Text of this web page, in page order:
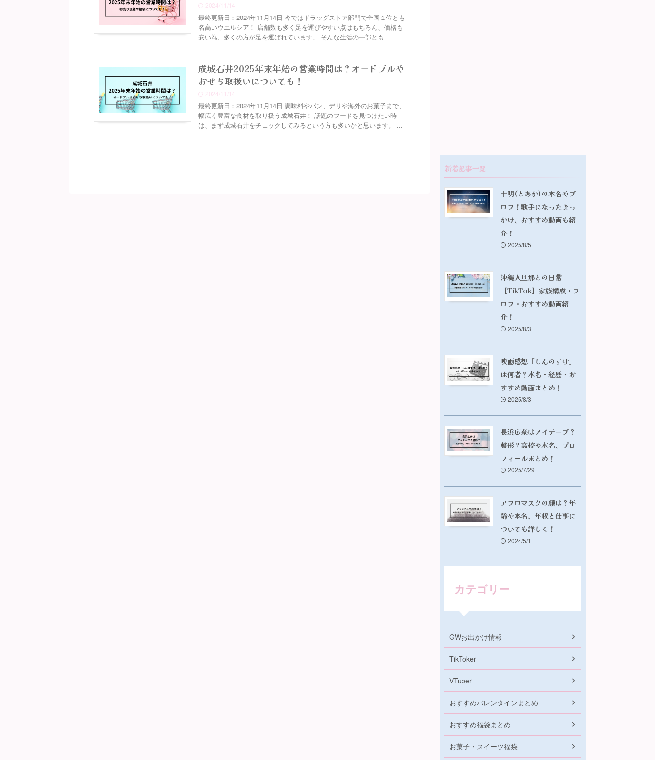
2024/11/14
最終更新日：2024年11月14日 今ではドラッグストア部門で全国１位とも
名高いウエルシア！ 店舗数も多く足を運びやすい点はもちろん、価格も
安い為、多くの方が足を運ばれています。 そんな生活の一部とも ...
成城石井2025年末年始の営業時間は？オードブルや
おせち取扱いについても！
2024/11/14
最終更新日：2024年11月14日 調味料やパン、デリや海外のお菓子まで、
幅広く豊富な食材を取り扱う成城石井！ 話題のフードを見つけたい時
は、まず成城石井をチェックしてみるという方も多いかと思います。 ...
新着記事一覧
十明(とあか)の本名やプ
ロフ！歌手になったきっ
かけ、おすすめ動画も紹
介！
2025/8/5
沖縄人旦那との日常
【TikTok】家族構成・プ
ロフ・おすすめ動画紹
介！
2025/8/3
映画感想「しんのすけ」
は何者？本名・経歴・お
すすめ動画まとめ！
2025/8/3
長浜広奈はアイテープ？
整形？高校や本名、プロ
フィールまとめ！
2025/7/29
アフロマスクの顔は？年
齢や本名、年収と仕事に
ついても詳しく！
2024/5/1
カテゴリー
GWお出かけ情報
TikToker
VTuber
おすすめバレンタインまとめ
おすすめ福袋まとめ
お菓子・スイーツ福袋